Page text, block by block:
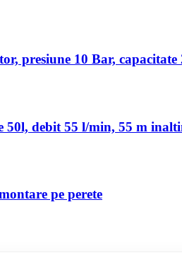
presiune 10 Bar,
debit 55 l/min, 55 m
pe perete